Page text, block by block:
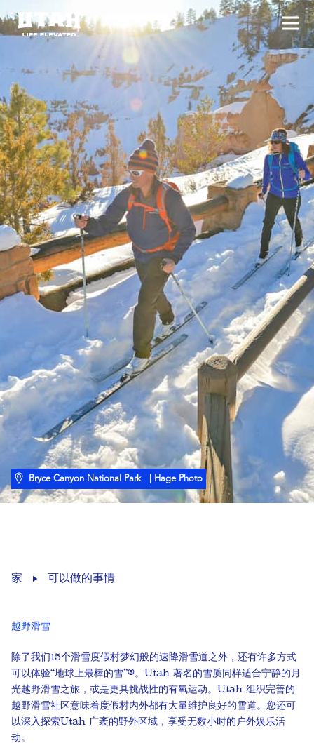
切换
Bryce Canyon National Park | Hage Photo
家 可以做的事情
越野滑雪
除了我们15个滑雪度假村梦幻般的速降滑雪道之外，还有许多方式
可以体验“地球上最棒的雪”®。Utah 著名的雪质同样适合宁静的月
光越野滑雪之旅，或是更具挑战性的有氧运动。Utah 组织完善的
越野滑雪社区意味着度假村内外都有大量维护良好的雪道。您还可
以深入探索Utah 广袤的野外区域，享受无数小时的户外娱乐活
动。